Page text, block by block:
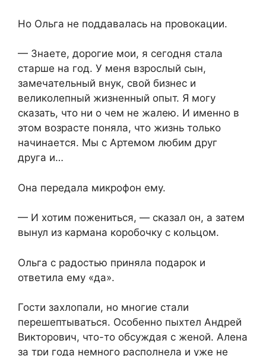
Но Ольга не поддавалась на провокации.
— Знаете, дорогие мои, я сегодня стала
старше на год. У меня взрослый сын,
замечательный внук, свой бизнес и
великолепный жизненный опыт. Я могу
сказать, что ни о чем не жалею. И именно в
этом возрасте поняла, что жизнь только
начинается. Мы с Артемом любим друг
друга и…
Она передала микрофон ему.
— И хотим пожениться, — сказал он, а затем
вынул из кармана коробочку с кольцом.
Ольга с радостью приняла подарок и
ответила ему «да».
Гости захлопали, но многие стали
перешептываться. Особенно пыхтел Андрей
Викторович, что-то обсуждая с женой. Алена
за три года немного располнела и уже не